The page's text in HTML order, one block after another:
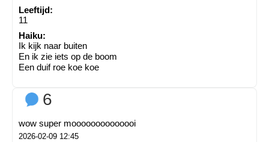
Leeftijd:
11
Haiku:
Ik kijk naar buiten
En ik zie iets op de boom
Een duif roe koe koe
6
wow super moooooooooooooi
2026-02-09 12:45